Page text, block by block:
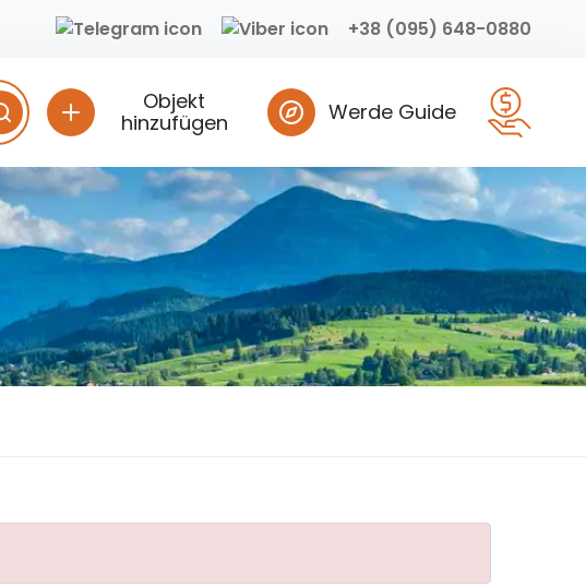
+38 (095) 648-0880
Objekt
hinzufügen
Werde Guide